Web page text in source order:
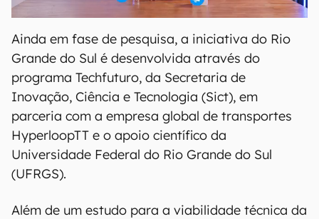
Ainda em fase de pesquisa, a iniciativa do Rio
Grande do Sul é desenvolvida através do
programa Techfuturo, da Secretaria de
Inovação, Ciência e Tecnologia (Sict), em
parceria com a empresa global de transportes
HyperloopTT e o apoio científico da
Universidade Federal do Rio Grande do Sul
(UFRGS).
Além de um estudo para a viabilidade técnica da